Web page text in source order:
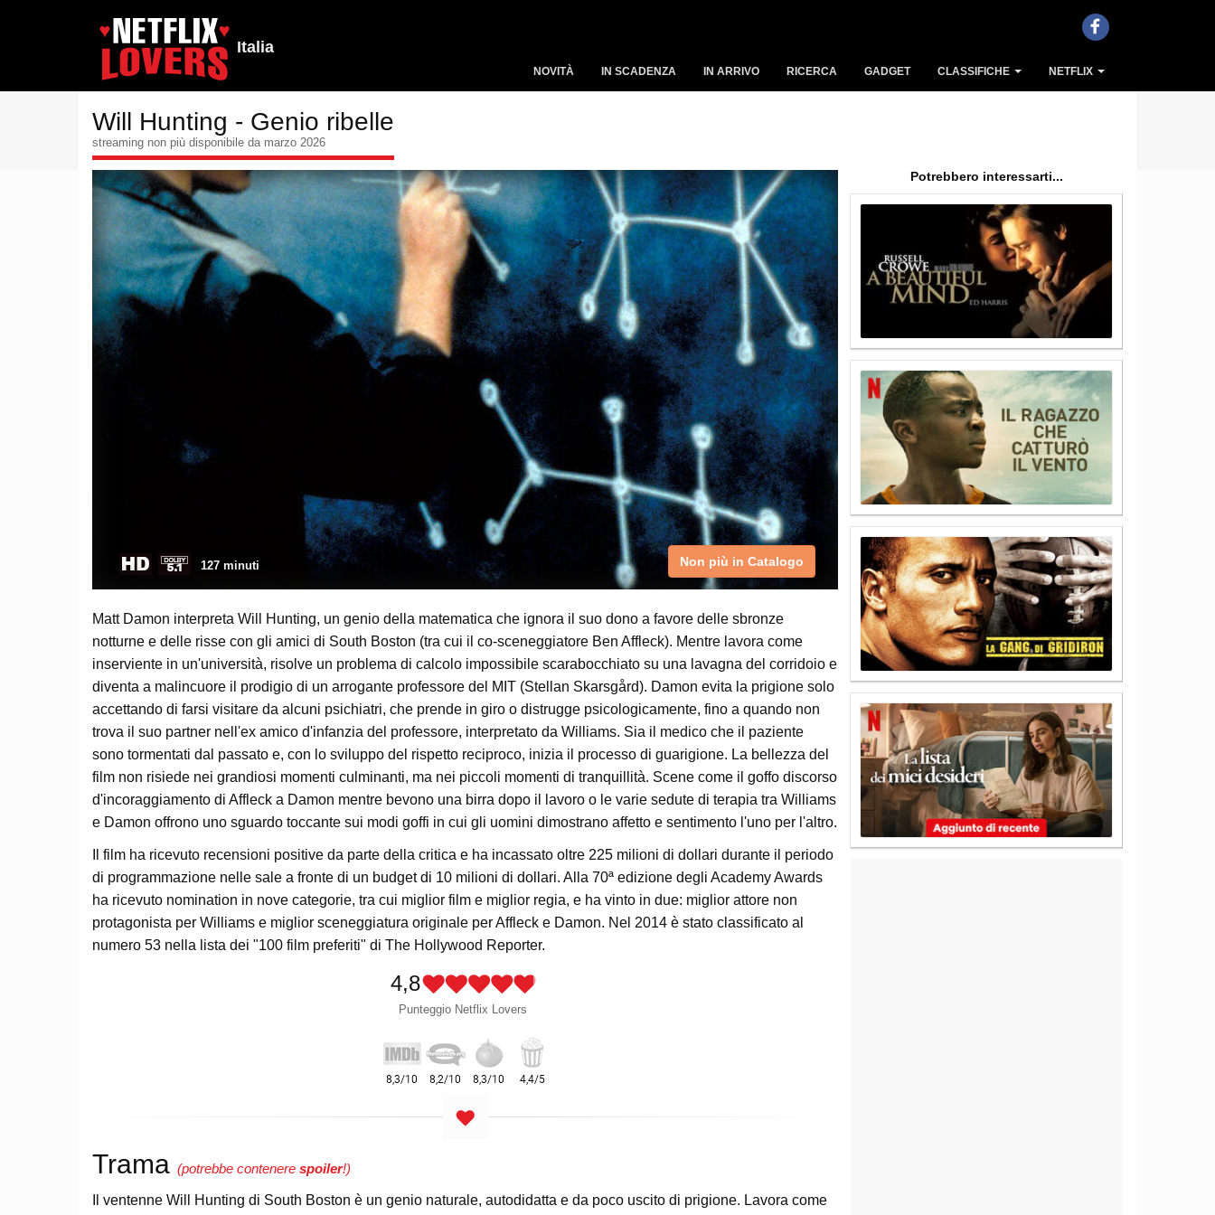
Italia
NOVITÀ IN SCADENZA IN ARRIVO RICERCA GADGET CLASSIFICHE NETFLIX
Will Hunting - Genio ribelle
streaming non più disponibile da marzo 2026
127 minuti Non più in Catalogo
Matt Damon interpreta Will Hunting, un genio della matematica che ignora il suo dono a favore delle sbronze
notturne e delle risse con gli amici di South Boston (tra cui il co-sceneggiatore Ben Affleck). Mentre lavora come
inserviente in un'università, risolve un problema di calcolo impossibile scarabocchiato su una lavagna del corridoio e
diventa a malincuore il prodigio di un arrogante professore del MIT (Stellan Skarsgård). Damon evita la prigione solo
accettando di farsi visitare da alcuni psichiatri, che prende in giro o distrugge psicologicamente, fino a quando non
trova il suo partner nell'ex amico d'infanzia del professore, interpretato da Williams. Sia il medico che il paziente
sono tormentati dal passato e, con lo sviluppo del rispetto reciproco, inizia il processo di guarigione. La bellezza del
film non risiede nei grandiosi momenti culminanti, ma nei piccoli momenti di tranquillità. Scene come il goffo discorso
d'incoraggiamento di Affleck a Damon mentre bevono una birra dopo il lavoro o le varie sedute di terapia tra Williams
e Damon offrono uno sguardo toccante sui modi goffi in cui gli uomini dimostrano affetto e sentimento l'uno per l'altro.
Il film ha ricevuto recensioni positive da parte della critica e ha incassato oltre 225 milioni di dollari durante il periodo
di programmazione nelle sale a fronte di un budget di 10 milioni di dollari. Alla 70ª edizione degli Academy Awards
ha ricevuto nomination in nove categorie, tra cui miglior film e miglior regia, e ha vinto in due: miglior attore non
protagonista per Williams e miglior sceneggiatura originale per Affleck e Damon. Nel 2014 è stato classificato al
numero 53 nella lista dei "100 film preferiti" di The Hollywood Reporter.
4,8
Punteggio Netflix Lovers
Trama (potrebbe contenere spoiler!)
Il ventenne Will Hunting di South Boston è un genio naturale, autodidatta e da poco uscito di prigione. Lavora come
Potrebbero interessarti...